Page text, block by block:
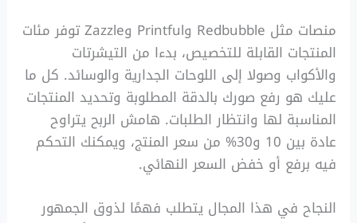
منصات مثل Redbubble وPrintful وZazzle توفر مئات
المنتجات القابلة للتخصيص، بدءا من التيشرتات
والأكواب وصولا إلى اللوحات الجدارية والوسائد. كل ما
عليك هو رفع صورك بالدقة المطلوبة وتحديد المنتجات
المناسبة لها وانتظار الطلبات. هامش الربح يتراوح
عادة بين 10 و30% من سعر المنتج، ويمكنك التحكم
فيه برفع أو خفض السعر النهائي.
النجاح في هذا المجال يتطلب فهمًا لذوق الجمهور